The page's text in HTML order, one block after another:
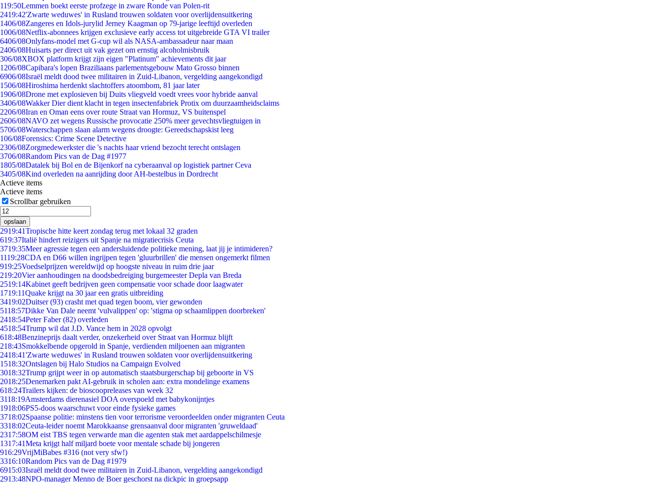
119:50Lemmen boekt eerste profzege in zware Ronde van Polen-rit
2419:42'Zwarte weduwes' in Rusland trouwen soldaten voor overlijdensuitkering
1406/08Zangeres en Idols-jurylid Jerney Kaagman op 79-jarige leeftijd overleden
1006/08Netflix-abonnees krijgen exclusieve early access tot uitgebreide GTA VI trailer
6406/08Onlyfans-model met G-cup wil als NASA-ambassadeur naar maan
2406/08Huisarts per direct uit vak gezet om ernstig alcoholmisbruik
306/08XBOX platform krijgt zijn eigen "Platinum" achievements dit jaar
1206/08Capibara's lopen Braziliaans parlementsgebouw Mato Grosso binnen
6906/08Israël meldt dood twee militairen in Zuid-Libanon, vergelding aangekondigd
1506/08Hiroshima herdenkt slachtoffers atoombom, 81 jaar later
1906/08Drone met explosieven bij Duits vliegveld voedt vrees voor hybride aanval
3406/08Wakker Dier dient klacht in tegen insectenfabriek Protix om duurzaamheidsclaims
2206/08Iran en Oman eens over route Straat van Hormuz, VS buitenspel
2606/08NAVO zet wegens Russische provocatie 250% meer gevechtsvliegtuigen in
5706/08Waterschappen slaan alarm wegens droogte: Gereedschapskist leeg
106/08Forensics: Crime Scene Detective
2306/08Zorgmedewerkster die 's nachts haar vriend bezocht terecht ontslagen
3706/08Random Pics van de Dag #1977
1805/08Datalek bij Bol en de Bijenkorf na cyberaanval op logistiek partner Ceva
3405/08Kind overleden na aanrijding door AH-bestelbus in Dordrecht
Actieve items
Actieve items
Scrollbar gebruiken
opslaan
2919:41Tropische hitte keert zondag terug met lokaal 32 graden
619:37Italië hindert reizigers uit Spanje na migratiecrisis Ceuta
3719:35Meer agressie tegen een andersluidende politieke mening, laat jij je intimideren?
1119:28CDA en D66 willen ingrijpen tegen 'gluurbrillen' die mensen ongemerkt filmen
919:25Voedselprijzen wereldwijd op hoogste niveau in ruim drie jaar
219:20Vier aanhoudingen na doodsbedreiging burgemeester Depla van Breda
2519:14Kabinet geeft bedrijven geen compensatie voor schade door laagwater
1719:11Quake krijgt na 30 jaar een gratis uitbreiding
3419:02Duitser (93) crasht met quad tegen boom, vier gewonden
5118:57Dikke Van Dale neemt 'vulvalippen' op: 'stigma op schaamlippen doorbreken'
2418:54Peter Faber (82) overleden
4518:54Trump wil dat J.D. Vance hem in 2028 opvolgt
618:48Benzineprijs daalt verder, onzekerheid over Straat van Hormuz blijft
218:43Smokkelbende opgerold in Spanje, verdienden miljoenen aan migranten
2418:41'Zwarte weduwes' in Rusland trouwen soldaten voor overlijdensuitkering
1518:32Ontslagen bij Halo Studios na Campaign Evolved
3018:32Trump grijpt weer in op automatisch staatsburgerschap bij geboorte in VS
2018:25Denemarken pakt AI-gebruik in scholen aan: extra mondelinge examens
618:24Trailers kijken: de bioscoopreleases van week 32
3118:19Amsterdams dierenasiel DOA overspoeld met babykonijntjes
1918:06PS5-doos waarschuwt voor einde fysieke games
3718:02Spaanse politie: minstens tien voor terrorisme veroordeelden onder migranten Ceuta
3318:02Ceuta-leider noemt Marokkaanse grensaanval door migranten 'gruweldaad'
2317:58OM eist TBS tegen verwarde man die agenten stak met aardappelschilmesje
1317:41Meta krijgt half miljard boete voor mentale schade bij jongeren
916:29VrijMiBabes #316 (not very sfw!)
3316:10Random Pics van de Dag #1979
6915:03Israël meldt dood twee militairen in Zuid-Libanon, vergelding aangekondigd
2913:48NPO-manager Menno de Boer geschorst na dickpic in groepsapp